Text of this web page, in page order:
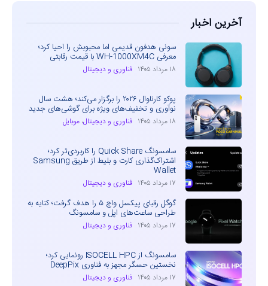
آخرین اخبار
سونی هدفون قدیمی اما محبوبش را احیا کرد؛
معرفی WH-1000XM4C با قیمت رقابتی
۱۸ مرداد ۱۴۰۵ فناوری و دیجیتال
پوکو کارناوال ۲۰۲۶ را برگزار می‌کند؛ هشت سال
نوآوری و تخفیف‌های ویژه برای گوشی‌های جدید
۱۸ مرداد ۱۴۰۵ فناوری و دیجیتال، موبایل
سامسونگ Quick Share را کاربردی‌تر کرد؛
اشتراک‌گذاری کارت و بلیط از طریق Samsung
Wallet
۱۷ مرداد ۱۴۰۵ فناوری و دیجیتال
گوگل رقبای پیکسل واچ ۵ را هدف گرفت؛ کنایه به
طراحی ساعت‌های اپل و سامسونگ
۱۷ مرداد ۱۴۰۵ فناوری و دیجیتال
سامسونگ از ISOCELL HPC رونمایی کرد؛
نخستین حسگر مجهز به فناوری DeepPix
۱۷ مرداد ۱۴۰۵ فناوری و دیجیتال